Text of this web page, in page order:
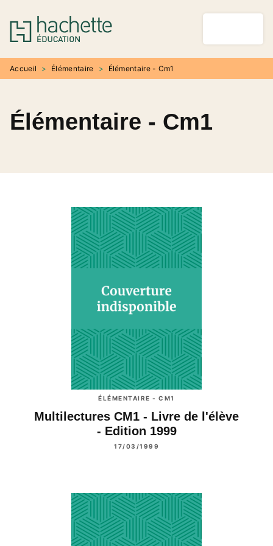
MENU RECHERCHE
PIED DE PAGE
Accueil > Élémentaire > Élémentaire - Cm1
Élémentaire - Cm1
ÉLÉMENTAIRE - CM1
Multilectures CM1 - Livre de l'élève
- Edition 1999
17/03/1999